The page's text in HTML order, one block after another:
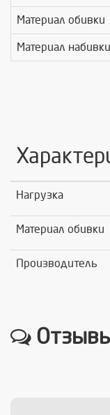
Материал обивки
Материал набивки
Нагрузка
Материал обивки
Производитель